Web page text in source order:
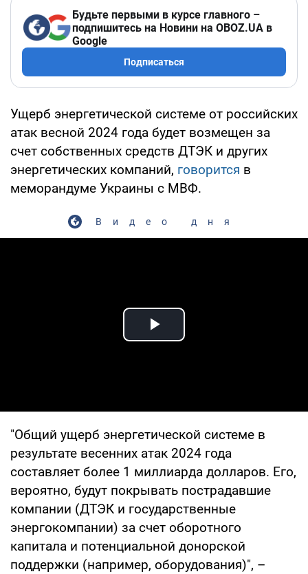
Будьте первыми в курсе главного –
подпишитесь на Новини на OBOZ.UA в
Google
Подписаться
Ущерб энергетической системе от российских
атак весной 2024 года будет возмещен за
счет собственных средств ДТЭК и других
энергетических компаний, говорится в
меморандуме Украины с МВФ.
Видео дня
Play Video
"Общий ущерб энергетической системе в
результате весенних атак 2024 года
составляет более 1 миллиарда долларов. Его,
вероятно, будут покрывать пострадавшие
компании (ДТЭК и государственные
энергокомпании) за счет оборотного
капитала и потенциальной донорской
поддержки (например, оборудования)", –